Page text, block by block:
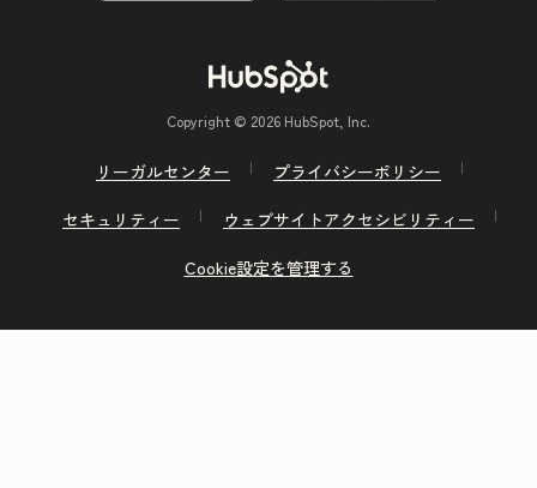
Copyright © 2026 HubSpot, Inc.
リーガルセンター
プライバシーポリシー
セキュリティー
ウェブサイトアクセシビリティー
Cookie設定を管理する